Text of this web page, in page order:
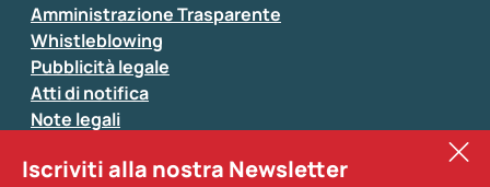
Amministrazione Trasparente
Whistleblowing
Pubblicità legale
Atti di notifica
Note legali
Sistan
Iscriviti alla nostra Newsletter